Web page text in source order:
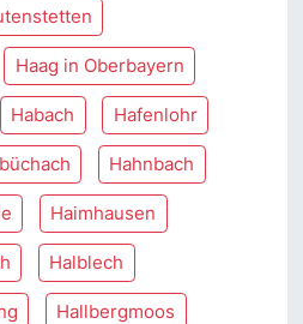
Haag in Oberbayern
Habach Hafenlohr
Hahnbach
Haimhausen
Halblech
Hallbergmoos